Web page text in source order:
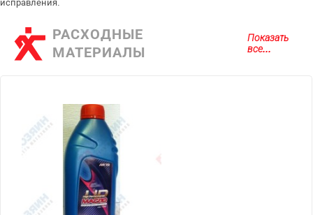
исправления.
РАСХОДНЫЕ
МАТЕРИАЛЫ
Показать
все...